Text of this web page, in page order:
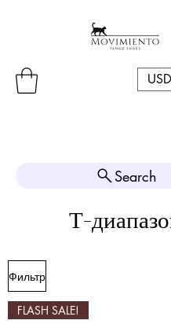
Search
Т-
Фильтр
FLASH SALE!